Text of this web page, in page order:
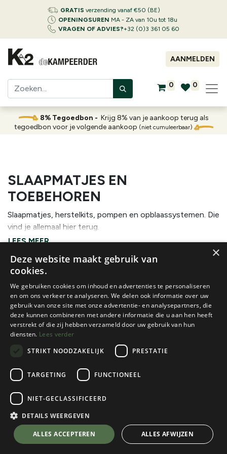
GRATIS verzending vanaf €50 (BE)
OPENINGSUREN MA - ZA van 10u tot 18u
VRAGEN OF ADVIES?+32 (0)3 361 05 60
AANMELDEN
0 0
8% Tegoedbon - Krijg 8% van je aankoop terug als
tegoedbon voor je volgende aankoop (niet cumuleerbaar)
SLAAPMATJES EN
TOEBEHOREN
Slaapmatjes, herstelkits, pompen en opblaassystemen. Die
vind je allemaal hier terug.
SLAAPMATJES EN TOEBEHOREN
Nieuw!
WOMEN'S TRAIL LITE
1 color(s) available
€ 99,95 € 249,95
×
Deze website maakt gebruik van
cookies.
We gebruiken cookies om inhoud en advertenties te personaliseren
en om ons verkeer te analyseren. We delen ook informatie over uw
gebruik van onze site met onze advertentie- en analysepartners, die
deze kunnen combineren met andere informatie die u aan hen heeft
verstrekt of die zij hebben verzameld door uw gebruik van hun
diensten. Lees verder
STRIKT NOODZAKELIJK
PRESTATIE
TARGETING FUNCTIONEEL
NIET-GECLASSIFICEERD
DETAILS WEERGEVEN
ALLES ACCEPTEREN ALLES AFWIJZEN